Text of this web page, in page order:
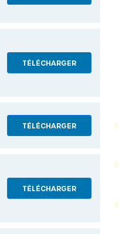
TÉLÉCHARGER
TÉLÉCHARGER
TÉLÉCHARGER